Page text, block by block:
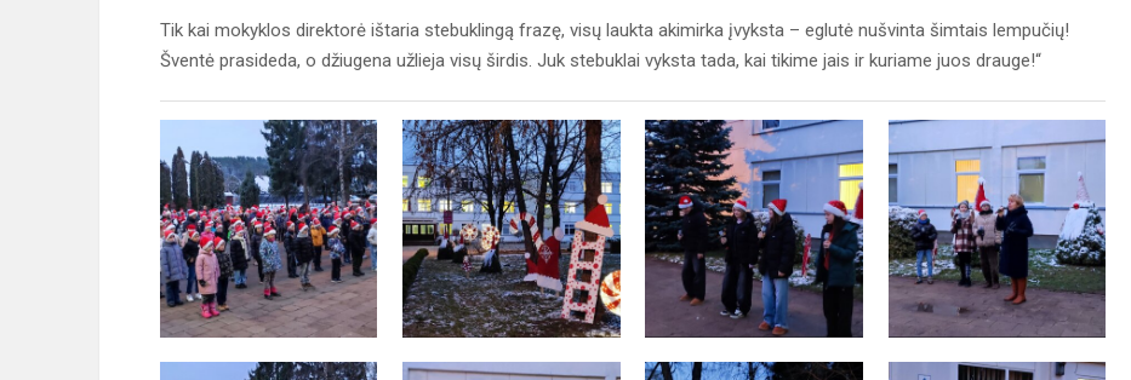
Tik kai mokyklos direktorė ištaria stebuklingą frazę, visų laukta akimirka įvyksta – eglutė nušvinta šimtais lempučių!
Šventė prasideda, o džiugena užlieja visų širdis. Juk stebuklai vyksta tada, kai tikime jais ir kuriame juos drauge!“